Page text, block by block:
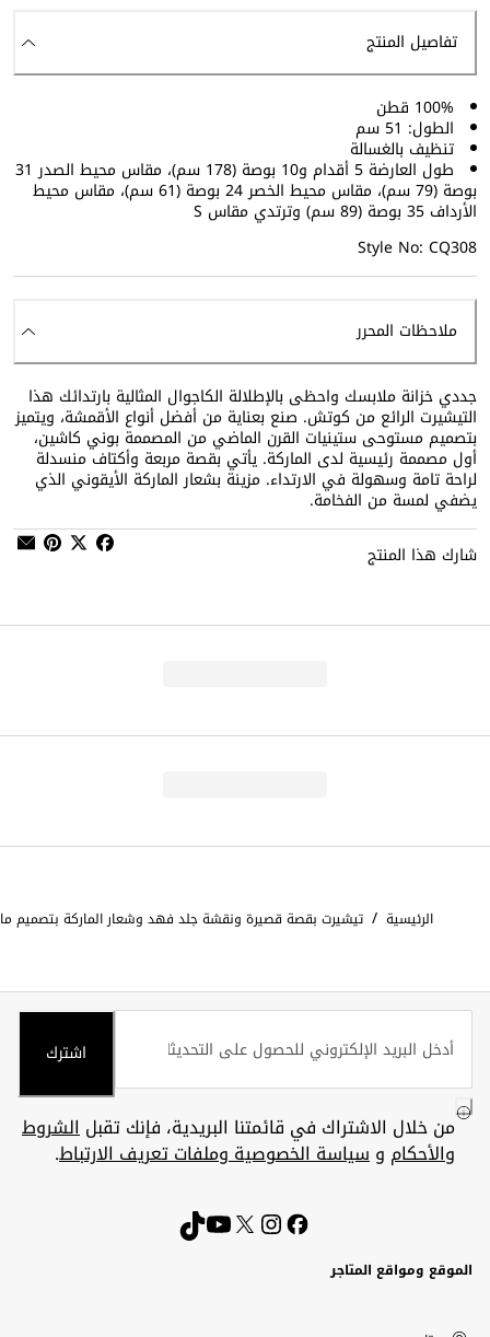
تفاصيل المنتج
100% قطن
الطول: 51 سم
تنظيف بالغسالة
طول العارضة 5 أقدام و10 بوصة (178 سم)، مقاس محيط الصدر 31
بوصة (79 سم)، مقاس محيط الخصر 24 بوصة (61 سم)، مقاس محيط
الأرداف 35 بوصة (89 سم) وترتدي مقاس S
Style No: CQ308
ملاحظات المحرر
جددي خزانة ملابسك واحظى بالإطلالة الكاجوال المثالية بارتدائك هذا
التيشيرت الرائع من كوتش. صنع بعناية من أفضل أنواع الأقمشة، ويتميز
بتصميم مستوحى ستينيات القرن الماضي من المصممة بوني كاشين،
أول مصممة رئيسية لدى الماركة. يأتي بقصة مربعة وأكتاف منسدلة
لراحة تامة وسهولة في الارتداء. مزينة بشعار الماركة الأيقوني الذي
يضفي لمسة من الفخامة.
شارك هذا المنتج
الرئيسية / تيشيرت بقصة قصيرة ونقشة جلد فهد وشعار الماركة بتصميم
اشترك
من خلال الاشتراك في قائمتنا البريدية، فإنك تقبلالشروط
والأحكام وسياسة الخصوصية وملفات تعريف الارتباط.
الموقع ومواقع المتاجر